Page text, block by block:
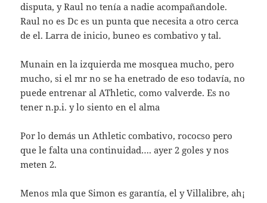
disputa, y Raul no tenía a nadie acompañandole.
Raul no es Dc es un punta que necesita a otro cerca
de el. Larra de inicio, buneo es combativo y tal.
Munain en la izquierda me mosquea mucho, pero
mucho, si el mr no se ha enetrado de eso todavía, no
puede entrenar al AThletic, como valverde. Es no
tener n.p.i. y lo siento en el alma
Por lo demás un Athletic combativo, rococso pero
que le falta una continuidad…. ayer 2 goles y nos
meten 2.
Menos mla que Simon es garantía, el y Villalibre, ah¡